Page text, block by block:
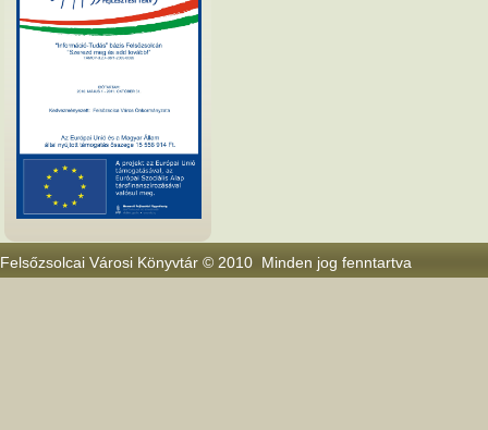
Felsőzsolcai Városi Könyvtár © 2010 Minden jog fenntartva